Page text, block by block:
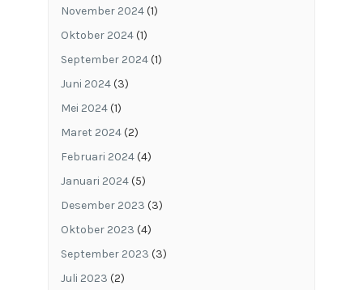
November 2024(1)
Oktober 2024(1)
September 2024(1)
Juni 2024(3)
Mei 2024(1)
Maret 2024(2)
Februari 2024(4)
Januari 2024(5)
Desember 2023 (3)
Oktober 2023 (4)
September 2023 (3)
Juli 2023 (2)